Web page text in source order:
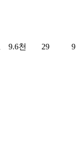
9.6천 29 9